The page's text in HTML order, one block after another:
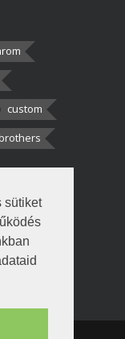
sütiket
custom
két
fél autót,